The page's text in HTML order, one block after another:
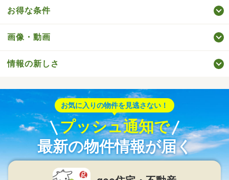
お得な条件
画像・動画
情報の新しさ
お気に入りの物件を見逃さない！
プッシュ通知で
最新の物件情報が届く